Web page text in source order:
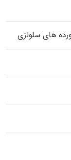
های سلولزی